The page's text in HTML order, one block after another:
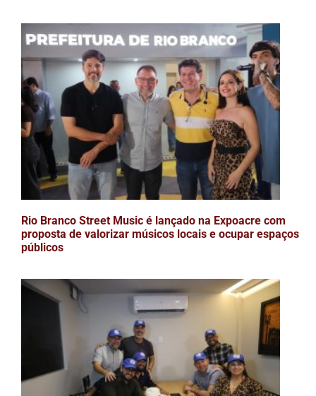
Rio Branco Street Music é lançado na Expoacre com
proposta de valorizar músicos locais e ocupar espaços
públicos